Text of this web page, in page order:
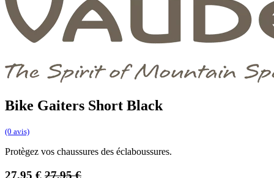
Bike Gaiters Short Black
(0 avis)
Protègez vos chaussures des éclaboussures.
27,95 € 27,95€